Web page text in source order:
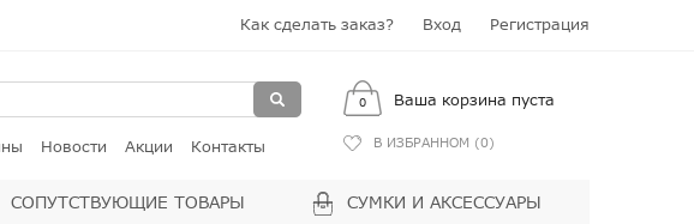
Как сделать заказ? Вход Регистрация
Новости Акции Контакты
0 Ваша корзина пуста
В ИЗБРАННОМ (0)
СОПУТСТВУЮЩИЕ ТОВАРЫ СУМКИ И АКСЕССУАРЫ